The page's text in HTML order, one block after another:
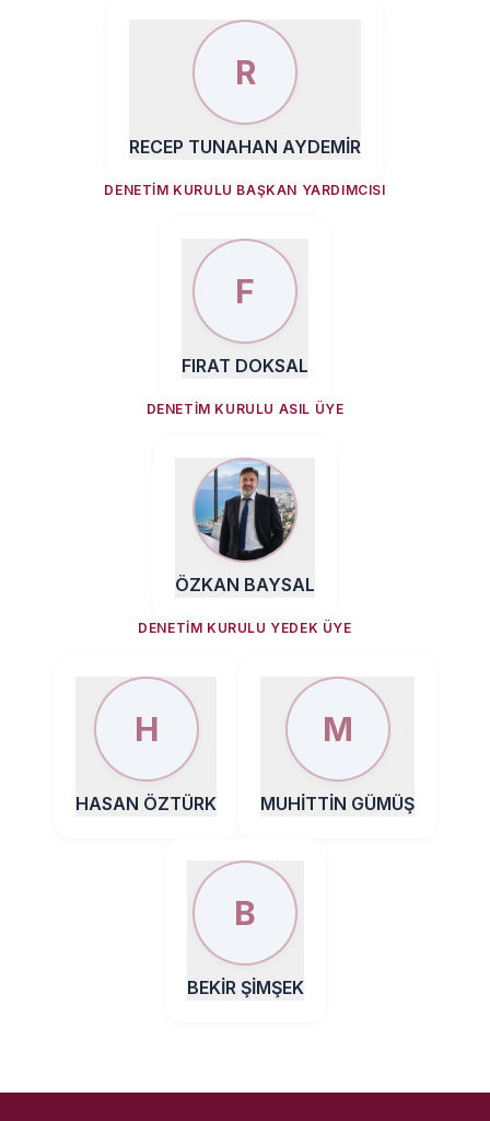
R
RECEP TUNAHAN AYDEMİR
DENETIM KURULU BAŞKAN YARDIMCISI
F
FIRAT DOKSAL
DENETIM KURULU ASIL ÜYE
ÖZKAN BAYSAL
DENETIM KURULU YEDEK ÜYE
H
HASAN ÖZTÜRK
M
MUHİTTİN GÜMÜŞ
B
BEKİR ŞİMŞEK